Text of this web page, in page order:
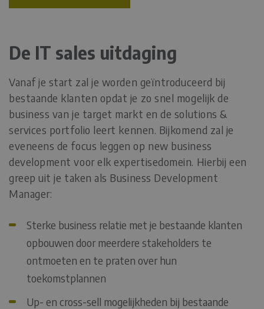
De IT sales uitdaging
Vanaf je start zal je worden geïntroduceerd bij
bestaande klanten opdat je zo snel mogelijk de
business van je target markt en de solutions &
services portfolio leert kennen. Bijkomend zal je
eveneens de focus leggen op new business
development voor elk expertisedomein. Hierbij een
greep uit je taken als Business Development
Manager:
Sterke business relatie met je bestaande klanten
opbouwen door meerdere stakeholders te
ontmoeten en te praten over hun
toekomstplannen
Up- en cross-sell mogelijkheden bij bestaande